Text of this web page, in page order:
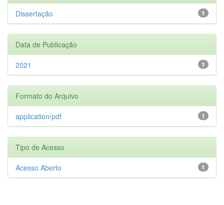
1
Dissertação
Data de Publicação
1
2021
Formato do Arquivo
1
application/pdf
Tipo de Acesso
1
Acesso Aberto